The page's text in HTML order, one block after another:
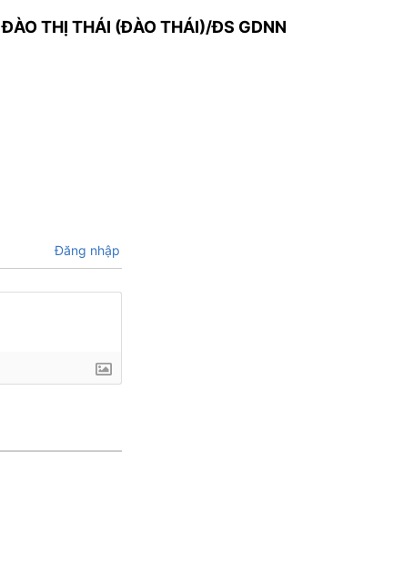
THỊ THÁI (ĐÀO THÁI)/ĐS GDNN
Đăng nhập